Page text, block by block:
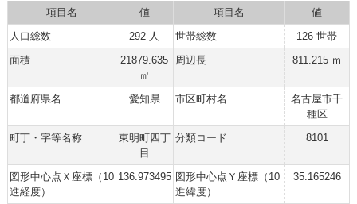
項目名 値 項目名
値
人口総数
292 人 世帯総数
126 世帯
面積
21879.635
㎡
周辺長 811.215 ｍ
都道府県名 愛知県 市区町村名
名古屋市千
種区
町丁・字等名称
東明町四丁
目
分類コード 8101
図形中心点Ｘ座標（10
進経度）
136.973495 図形中心点Ｙ座標（10
進緯度）
35.165246